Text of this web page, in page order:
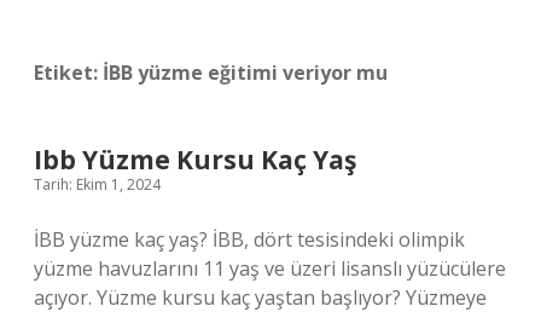
Etiket: İBB yüzme eğitimi veriyor mu
Ibb Yüzme Kursu Kaç Yaş
Tarih: Ekim 1, 2024
İBB yüzme kaç yaş? İBB, dört tesisindeki olimpik
yüzme havuzlarını 11 yaş ve üzeri lisanslı yüzücülere
açıyor. Yüzme kursu kaç yaştan başlıyor? Yüzmeye